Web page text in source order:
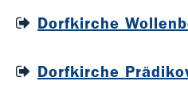
Dorfkirche
Dorfkirche